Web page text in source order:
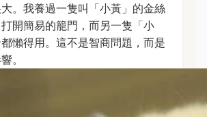
。我養過一隻叫「小黃」的金絲
開簡易的籠門，而另一隻「小
懶得用。這不是智商問題，而是
。